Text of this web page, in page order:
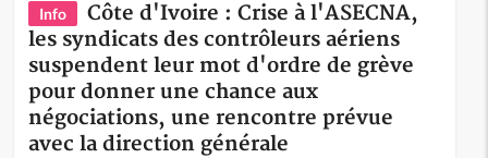
Info
Côte d'Ivoire : Crise à l'ASECNA,
les syndicats des contrôleurs aériens
suspendent leur mot d'ordre de grève
pour donner une chance aux
négociations, une rencontre prévue
avec la direction générale